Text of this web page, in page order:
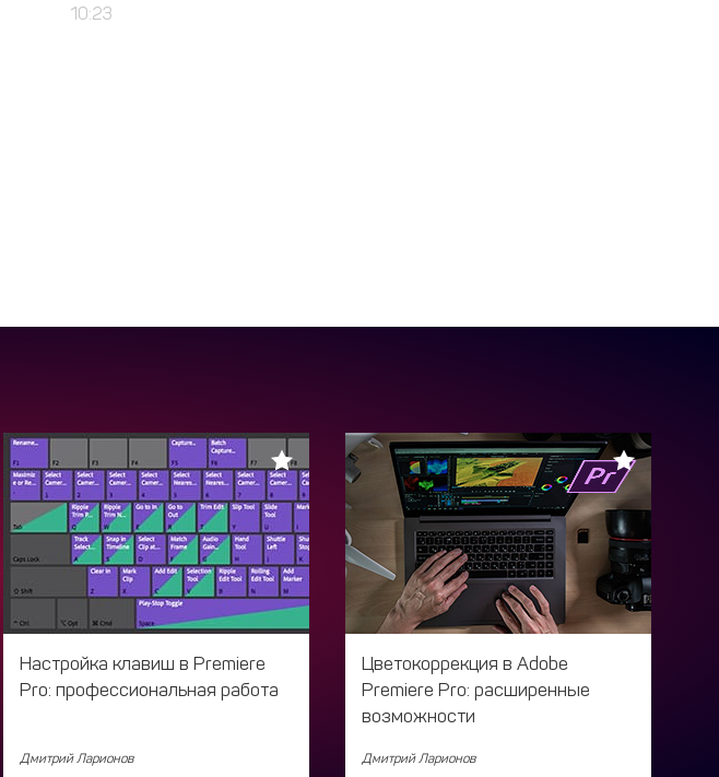
10:23
Настройка клавиш в Premiere
Pro: профессиональная работа
Дмитрий Ларионов
Цветокоррекция в Adobe
Premiere Pro: расширенные
возможности
Дмитрий Ларионов